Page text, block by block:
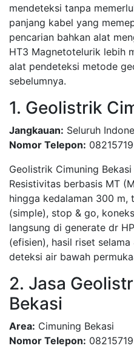
mendeteksi tanpa
panjang kabel yang
pencarian bahkan alat
HT3 Magnetotelurik lebih
alat pendeteksi metode
sebelumnya.
1. Geolistrik
Jangkauan: Seluruh
Nomor Telepon:
Geolistrik Cimuning
Resistivitas berbasis MT
hingga kedalaman 300 m,
(simple), stop & go,
langsung di generate dr
(efisien), hasil riset
deteksi air bawah
2. Jasa
Bekasi
Area: Cimuning Bekasi
Nomor Telepon: